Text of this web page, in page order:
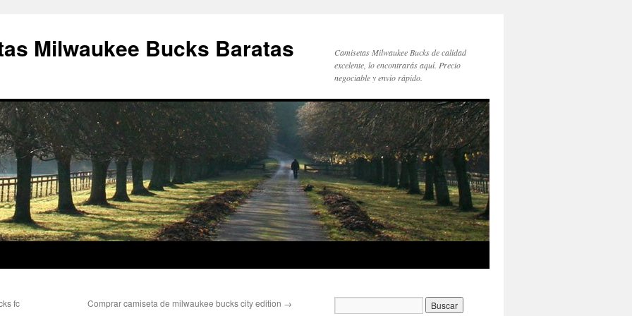
Milwaukee Bucks Baratas
Camisetas Milwaukee Bucks de calidad
excelente, lo encontrarás aquí. Precio
negociable y envío rápido.
fc Comprar camiseta de milwaukee bucks city edition →